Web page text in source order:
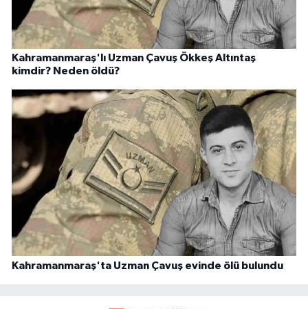
Kahramanmaraş'lı Uzman Çavuş Ökkeş Altıntaş
kimdir? Neden öldü?
Kahramanmaraş'ta Uzman Çavuş evinde ölü bulundu